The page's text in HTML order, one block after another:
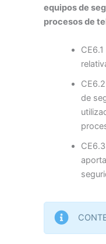
equipos de
procesos de
de